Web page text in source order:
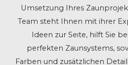
Umsetzung Ihres
Team steht Ihnen mit ihrer
Ideen zur Seite, hilft Sie
perfekten Zaunsystems,
Farben und zusätzlichen